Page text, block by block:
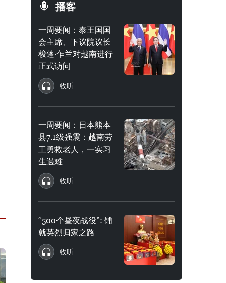
播客
一周要闻：泰王国国
会主席、下议院议长
梭蓬·乍兰对越南进行
正式访问
收听
一周要闻：日本熊本
县7.1级强震：越南劳
工勇救老人，一实习
生遇难
收听
“500个昼夜战役”: 铺
就英烈归家之路
收听